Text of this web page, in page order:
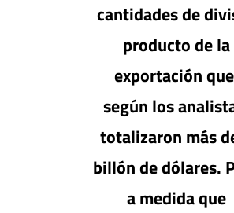
cantidades de
producto de la
exportación
según los
totalizaron más
billón de dólares.
a medida que